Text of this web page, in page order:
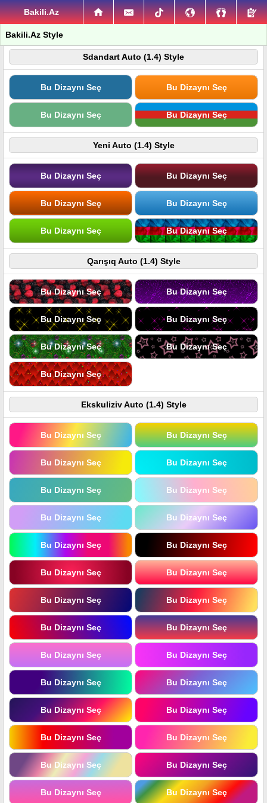
Bakili.Az
Bakili.Az Style
Sdandart Auto (1.4) Style
Bu Dizaynı Seç Bu Dizaynı Seç
Bu Dizaynı Seç Bu Dizaynı Seç
Yeni Auto (1.4) Style
Bu Dizaynı Seç Bu Dizaynı Seç
Bu Dizaynı Seç Bu Dizaynı Seç
Bu Dizaynı Seç Bu Dizaynı Seç
Qarışıq Auto (1.4) Style
Bu Dizaynı Seç Bu Dizaynı Seç
Bu Dizaynı Seç Bu Dizaynı Seç
Bu Dizaynı Seç Bu Dizaynı Seç
Bu Dizaynı Seç
Ekskuliziv Auto (1.4) Style
Bu Dizaynı Seç Bu Dizaynı Seç
Bu Dizaynı Seç Bu Dizaynı Seç
Bu Dizaynı Seç Bu Dizaynı Seç
Bu Dizaynı Seç Bu Dizaynı Seç
Bu Dizaynı Seç Bu Dizaynı Seç
Bu Dizaynı Seç Bu Dizaynı Seç
Bu Dizaynı Seç Bu Dizaynı Seç
Bu Dizaynı Seç Bu Dizaynı Seç
Bu Dizaynı Seç Bu Dizaynı Seç
Bu Dizaynı Seç Bu Dizaynı Seç
Bu Dizaynı Seç Bu Dizaynı Seç
Bu Dizaynı Seç Bu Dizaynı Seç
Bu Dizaynı Seç Bu Dizaynı Seç
Bu Dizaynı Seç Bu Dizaynı Seç